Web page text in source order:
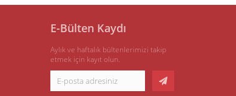
E-Bülten Kaydı
Aylık ve haftalık bültenlerimizi takip
etmek için kayıt olun.